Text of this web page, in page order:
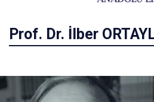
Prof. Dr. İlber